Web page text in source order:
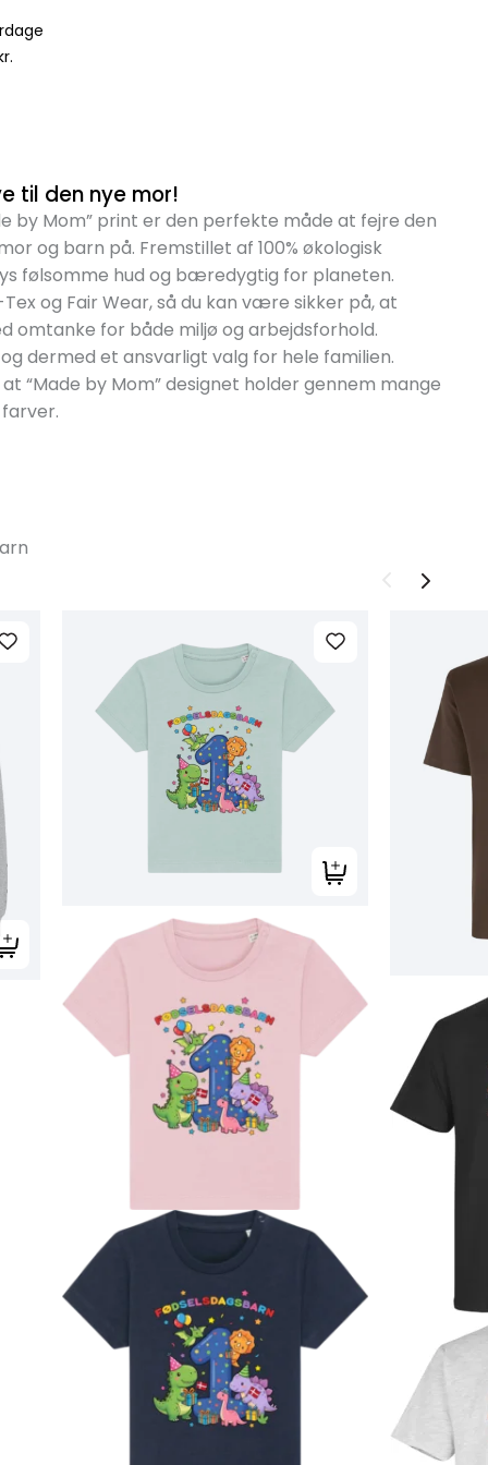
til den nye mor!
by Mom” print er den perfekte måde at fejre den
og barn på. Fremstillet af 100% økologisk
følsomme hud og bæredygtig for planeten.
og Fair Wear, så du kan være sikker på, at
omtanke for både miljø og arbejdsforhold.
dermed et ansvarligt valg for hele familien.
“Made by Mom” designet holder gennem mange
Tilføj til kurv
Tilføj til kurv